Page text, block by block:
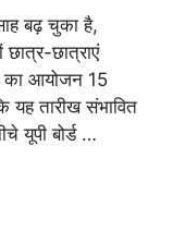
बढ़ चुका है,
छात्र-छात्राएं
का आयोजन 15
यह तारीख संभावित
यूपी बोर्ड …